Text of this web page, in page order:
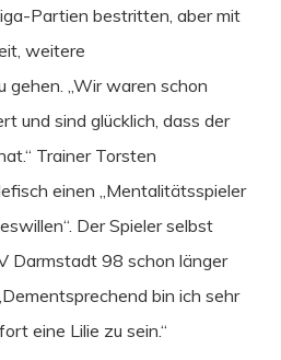
Partien bestritten, aber mit
weitere
gehen. „Wir waren schon
und sind glücklich, dass der
Trainer Torsten
einen „Mentalitätsspieler
Der Spieler selbst
Darmstadt 98 schon länger
bin ich sehr
eine Lilie zu sein.“